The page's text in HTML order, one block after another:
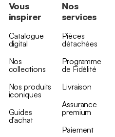
Vous
inspirer
Catalogue
digital
Nos
collections
Nos produits
iconiques
Guides
d’achat
Nos
services
Pièces
détachées
Programme
de Fidélité
Livraison
Assurance
premium
Paiement